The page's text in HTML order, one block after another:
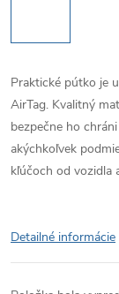
Praktické pútko je
AirTag. Kvalitný
bezpečne ho
akýchkoľvek
kľúčoch od vozidla
Detailné informácie